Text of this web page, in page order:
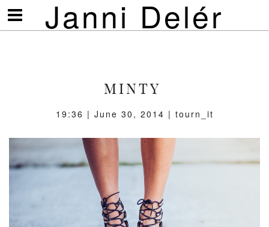
Janni Delér
Visa/göm
meny
MINTY
19:36 | June 30, 2014 | tourn_it